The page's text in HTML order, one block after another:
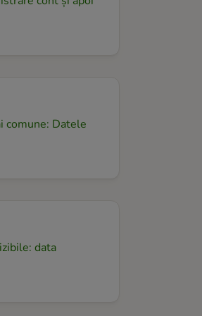
comune: Datele
data